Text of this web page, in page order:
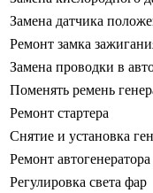
Замена датчика
Ремонт замка
Замена проводки в
Поменять ремень
Ремонт стартера
Снятие и установка
Ремонт автогенератора
Регулировка света фар